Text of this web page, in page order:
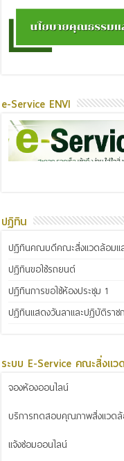
e-Service ENVI
ปฏิทิน
ปฏิทินคณบดีคณะสิ่งแวดล้อมแ
ปฏิทินขอใช้รถยนต์
ปฏิทินการขอใช้ห้องประชุม 1
ปฏิทินแสดงวันลาและปฏิบัติราช
ระบบ E-Service คณะสิ่งแ
จองห้องออนไลน์
บริการทดสอบคุณภาพสิ่งแวด
แจ้งซ่อมออนไลน์